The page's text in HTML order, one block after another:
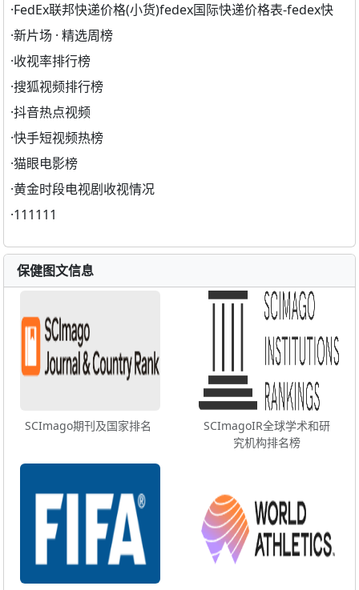
·FedEx联邦快递价格(小货)fedex国际快递价格表-fedex快
·新片场 · 精选周榜
·收视率排行榜
·搜狐视频排行榜
·抖音热点视频
·快手短视频热榜
·猫眼电影榜
·黄金时段电视剧收视情况
·111111
保健图文信息
SCImago期刊及国家排名
SCImagoIR全球学术和研
究机构排名榜